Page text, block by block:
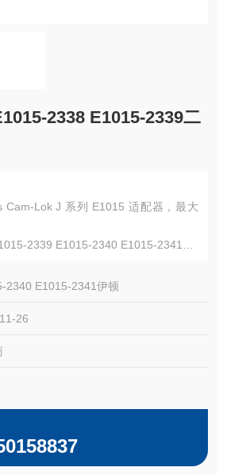
2338 E1015-2339二
Cam-Lok J 系列 E1015 适配器，最大
2339 E1015-2340 E1015-2341
对母，橡胶材质，600 Vac/dc
2340 E1015-2341伊顿
26